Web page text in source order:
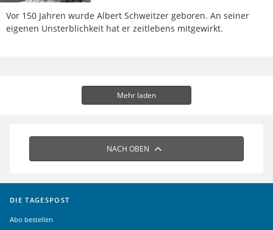
Vor 150 Jahren wurde Albert Schweitzer geboren. An seiner
eigenen Unsterblichkeit hat er zeitlebens mitgewirkt.
Mehr laden
NACH OBEN
DIE TAGESPOST
Abo bestellen